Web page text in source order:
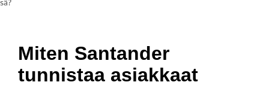
sä?
Miten Santander
tunnistaa asiakkaat